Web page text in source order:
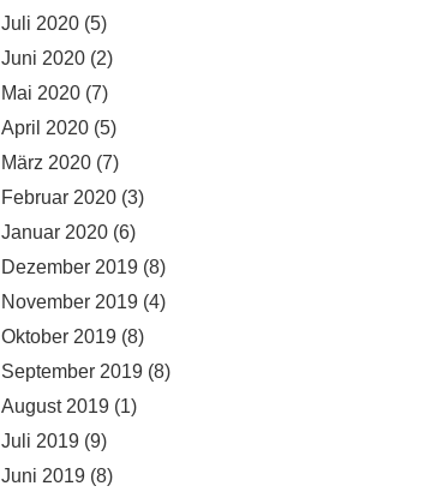
Juli 2020 (5)
Juni 2020 (2)
Mai 2020 (7)
April 2020 (5)
März 2020 (7)
Februar 2020 (3)
Januar 2020 (6)
Dezember 2019 (8)
November 2019 (4)
Oktober 2019 (8)
September 2019 (8)
August 2019 (1)
Juli 2019 (9)
Juni 2019 (8)